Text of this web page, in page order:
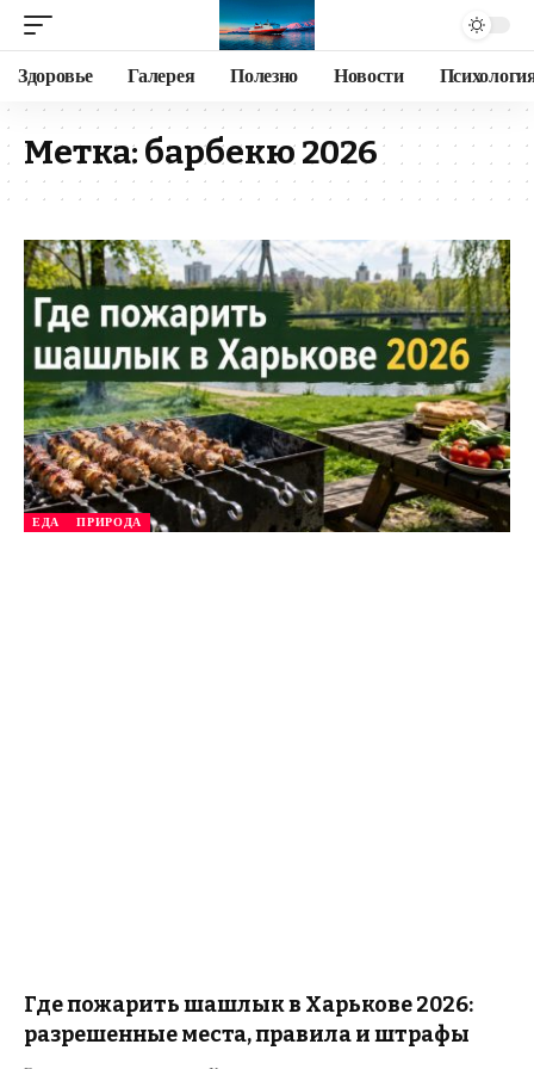
Здоровье Галерея Полезно Новости
Метка: барбекю 2026
ЕДА ПРИРОДА
Где пожарить шашлык в Харькове 2026:
разрешенные места, правила и штрафы